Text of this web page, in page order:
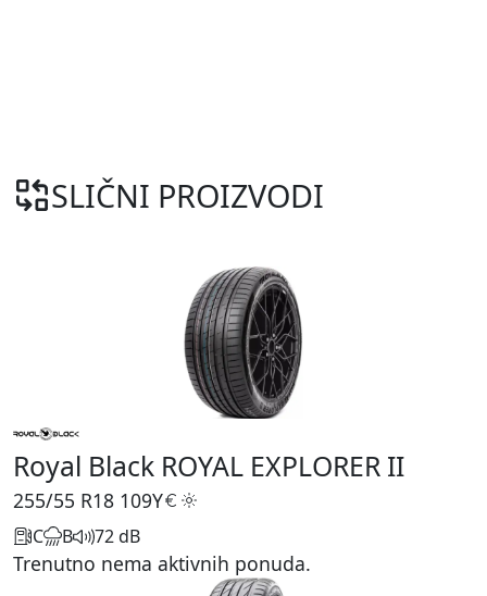
SLIČNI PROIZVODI
Royal Black ROYAL EXPLORER II
255/55 R18 109Y
C B 72 dB
Trenutno nema aktivnih ponuda.